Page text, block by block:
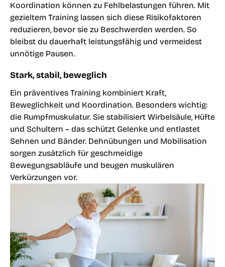
Koordination können zu Fehlbelastungen führen. Mit
gezieltem Training lassen sich diese Risikofaktoren
reduzieren, bevor sie zu Beschwerden werden. So
bleibst du dauerhaft leistungsfähig und vermeidest
unnötige Pausen.
Stark, stabil, beweglich
Ein präventives Training kombiniert Kraft,
Beweglichkeit und Koordination. Besonders wichtig:
die Rumpfmuskulatur. Sie stabilisiert Wirbelsäule, Hüfte
und Schultern – das schützt Gelenke und entlastet
Sehnen und Bänder. Dehnübungen und Mobilisation
sorgen zusätzlich für geschmeidige
Bewegungsabläufe und beugen muskulären
Verkürzungen vor.